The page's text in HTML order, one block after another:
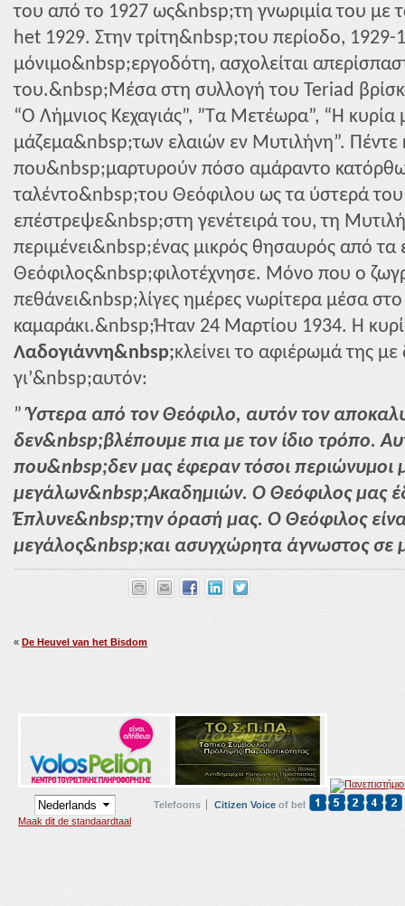
του από το 1927 ως&nbsp;τη γνωριμία του με
het 1929. Στην τρίτη&nbsp;του περίοδο, 1929-
μόνιμο&nbsp;εργοδότη, ασχολείται
του.&nbsp;Μέσα στη συλλογή του Teriad
“Ο Λήμνιος Κεχαγιάς”, ”Τα Μετέωρα”, “Η κυρία
μάζεμα&nbsp;των ελαιών εν Μυτιλήνη”. Πέντε
που&nbsp;μαρτυρούν πόσο αμάραντο
ταλέντο&nbsp;του Θεόφιλου ως τα ύστερά
επέστρεψε&nbsp;στη γενέτειρά του, τη
περιμένει&nbsp;ένας μικρός θησαυρός από τα
Θεόφιλος&nbsp;φιλοτέχνησε. Μόνο που ο
πεθάνει&nbsp;λίγες ημέρες νωρίτερα μέσα
καμαράκι.&nbsp;Ήταν 24 Μαρτίου 1934. Η
Λαδογιάννη&nbsp;κλείνει το αφιέρωμά της
γι’&nbsp;αυτόν:
”Ύστερα από τον Θεόφιλο, αυτόν τον
δεν&nbsp;βλέπουμε πια με τον ίδιο τρόπο.
που&nbsp;δεν μας έφεραν τόσοι περιώνυμοι
μεγάλων&nbsp;Ακαδημιών. Ο Θεόφιλος μας
Έπλυνε&nbsp;την όρασή μας. Ο Θεόφιλος
μεγάλος&nbsp;και ασυγχώρητα άγνωστος σε
« De Heuvel van het Bisdom
Maak dit de standaardtaal
Telefoons Citizen Voice of bel